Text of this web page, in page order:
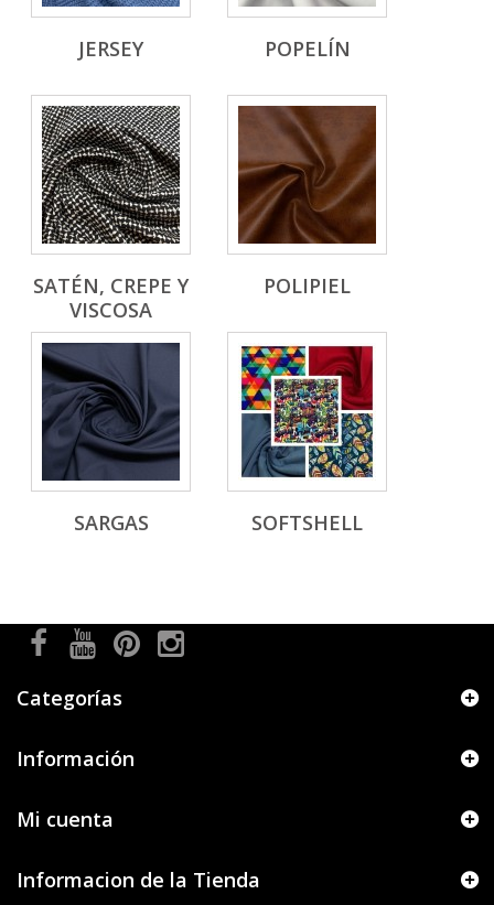
JERSEY POPELÍN
SATÉN, CREPE Y
VISCOSA
POLIPIEL
SARGAS SOFTSHELL
Categorías
Información
Mi cuenta
Informacion de la Tienda